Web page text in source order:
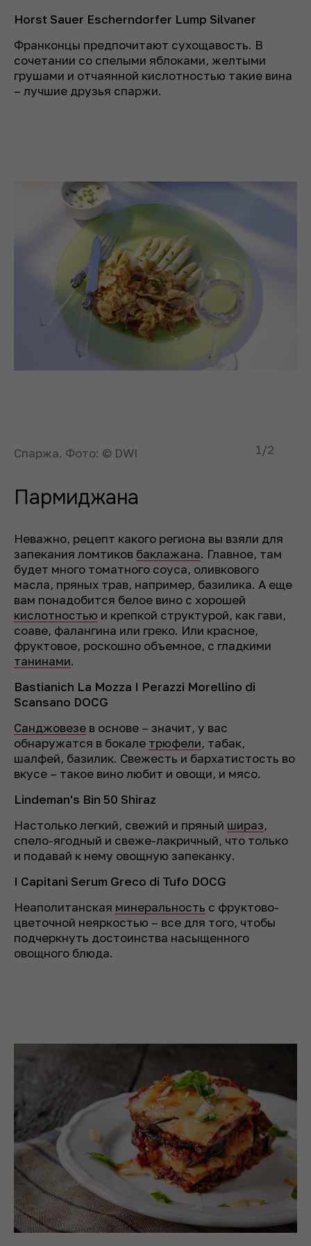
Horst Sauer Escherndorfer Lump Silvaner
Франконцы предпочитают сухощавость. В
сочетании со спелыми яблоками, желтыми
грушами и отчаянной кислотностью такие вина
– лучшие друзья спаржи.
Спаржа. Фото: © DWI 1 /2
Пармиджана
Неважно, рецепт какого региона вы взяли для
запекания ломтиков баклажана. Главное, там
будет много томатного соуса, оливкового
масла, пряных трав, например, базилика. А еще
вам понадобится белое вино с хорошей
кислотностью и крепкой структурой, как гави,
соаве, фалангина или греко. Или красное,
фруктовое, роскошно объемное, с гладкими
танинами.
Bastianich La Mozza I Perazzi Morellino di
Scansano DOCG
Санджовезе в основе – значит, у вас
обнаружатся в бокале трюфели, табак,
шалфей, базилик. Свежесть и бархатистость во
вкусе – такое вино любит и овощи, и мясо.
Lindeman's Bin 50 Shiraz
Настолько легкий, свежий и пряный шираз,
спело-ягодный и свеже-лакричный, что только
и подавай к нему овощную запеканку.
I Capitani Serum Greco di Tufo DOCG
Неаполитанская минеральность с фруктово-
цветочной неяркостью – все для того, чтобы
подчеркнуть достоинства насыщенного
овощного блюда.